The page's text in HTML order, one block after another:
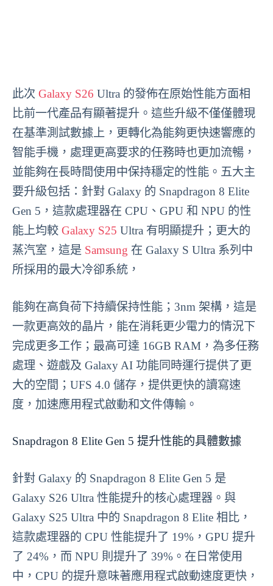
此次 Galaxy S26 Ultra 的發佈在原始性能方面相
比前一代產品有顯著提升。這些升級不僅僅體現
在基準測試數據上，更轉化為能夠更快速響應的
智能手機，處理更高要求的任務時也更加流暢，
並能夠在長時間使用中保持穩定的性能。五大主
要升級包括：針對 Galaxy 的 Snapdragon 8 Elite
Gen 5，這款處理器在 CPU、GPU 和 NPU 的性
能上均較 Galaxy S25 Ultra 有明顯提升；更大的
蒸汽室，這是 Samsung 在 Galaxy S Ultra 系列中
所採用的最大冷卻系統，
能夠在高負荷下持續保持性能；3nm 架構，這是
一款更高效的晶片，能在消耗更少電力的情況下
完成更多工作；最高可達 16GB RAM，為多任務
處理、遊戲及 Galaxy AI 功能同時運行提供了更
大的空間；UFS 4.0 儲存，提供更快的讀寫速
度，加速應用程式啟動和文件傳輸。
Snapdragon 8 Elite Gen 5 提升性能的具體數據
針對 Galaxy 的 Snapdragon 8 Elite Gen 5 是
Galaxy S26 Ultra 性能提升的核心處理器。與
Galaxy S25 Ultra 中的 Snapdragon 8 Elite 相比，
這款處理器的 CPU 性能提升了 19%，GPU 提升
了 24%，而 NPU 則提升了 39%。在日常使用
中，CPU 的提升意味著應用程式啟動速度更快，